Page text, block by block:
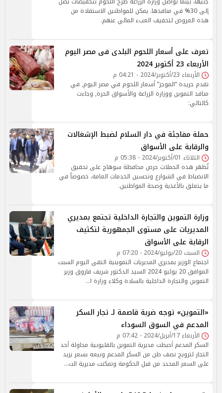
إلى 30% في منافذها. يمكن للمواطنين الاستفادة من
هذه العروض لتخفيف العبء المالي عنهم.
تعرف على أسعار اللحوم البلدى فى مصر اليوم
الأربعاء 23 أكتوبر 2024
الأربعاء 23/أكتوبر/2024 - 04:21 م
تقدم جريدة “الموجز” أسعار اللحوم في مصر اليوم, في
منافذ التموين ووزارة الزراعة والأسواق الحرة, وجاءت
كالتالي:
حملة مفاجئة في دار السلام لضبط الإشغالات
والرقابة على الأسواق
الثلاثاء 01/أكتوبر/2024 - 05:38 م
تُظهر هذه الحملات حرص محافظة سوهاج على تحقيق
الانضباط في الشوارع وتحسين الخدمات العامة، خصوصاً في
ما يتعلق بالأغذية وصحة المواطنين.
وزارة التموين والتجارة الداخلية تجتمع بمديري
المديريات على مستوى الجمهورية لتكثيف
الرقابة على الأسواق
السبت 20/يوليو/2024 - 07:20 م
اجتماع الوزير بمديري المديريات التموينية التقى اليوم السبت
الموافق 20 يوليو 2024 السيد الدكتور شريف فاروق وزير
التموين والتجارة الداخلية بالسادة وكلاء وزارة ا…
«التموين» توجه ضربة قاصمة لـ تجار السكر
المدعم في السوق السوداء
الأربعاء 17/أبريل/2024 - 07:42 م
السكر المدعم أحبطت مديرية التموين بالقليوبية محاولة أحد
التجار لترويج نصف طن من السكر المدعم وبيعه بسعر يزيد
على السعر المحدد من قبل الحكومة وتمكنت مديرية الت…